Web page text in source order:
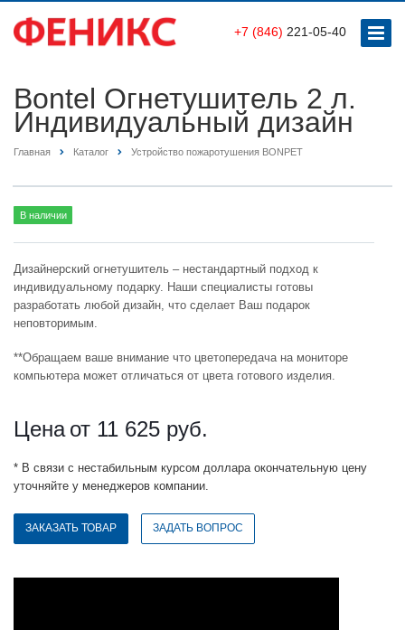
+7 (846) 221-05-40
Bontel Огнетушитель 2 л.
Индивидуальный дизайн
Главная Каталог Устройство пожаротушения BONPET
В наличии
Дизайнерский огнетушитель – нестандартный подход к
индивидуальному подарку. Наши специалисты готовы
разработать любой дизайн, что сделает Ваш подарок
неповторимым.
**Обращаем ваше внимание что цветопередача на мониторе
компьютера может отличаться от цвета готового изделия.
Цена от 11 625 руб.
* В связи с нестабильным курсом доллара окончательную цену
уточняйте у менеджеров компании.
ЗАКАЗАТЬ ТОВАР ЗАДАТЬ ВОПРОС